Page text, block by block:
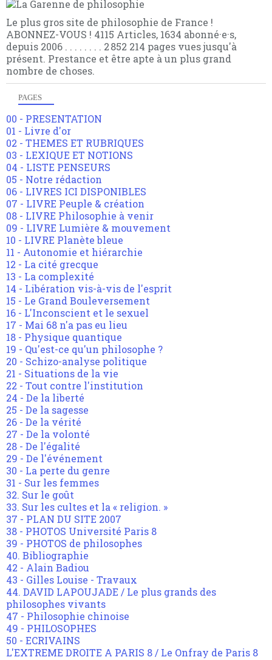
Le plus gros site de philosophie de France !
ABONNEZ-VOUS ! 4115 Articles, 1634 abonné·e·s,
depuis 2006 . . . . . . . . 2 852 214 pages vues jusqu'à
présent. Prestance et être apte à un plus grand
nombre de choses.
PAGES
00 - PRESENTATION
01 - Livre d'or
02 - THEMES ET RUBRIQUES
03 - LEXIQUE ET NOTIONS
04 - LISTE PENSEURS
05 - Notre rédaction
06 - LIVRES ICI DISPONIBLES
07 - LIVRE Peuple & création
08 - LIVRE Philosophie à venir
09 - LIVRE Lumière & mouvement
10 - LIVRE Planète bleue
11 - Autonomie et hiérarchie
12 - La cité grecque
13 - La complexité
14 - Libération vis-à-vis de l'esprit
15 - Le Grand Bouleversement
16 - L'Inconscient et le sexuel
17 - Mai 68 n'a pas eu lieu
18 - Physique quantique
19 - Qu'est-ce qu'un philosophe ?
20 - Schizo-analyse politique
21 - Situations de la vie
22 - Tout contre l'institution
24 - De la liberté
25 - De la sagesse
26 - De la vérité
27 - De la volonté
28 - De l'égalité
29 - De l'événement
30 - La perte du genre
31 - Sur les femmes
32. Sur le goût
33. Sur les cultes et la « religion. »
37 - PLAN DU SITE 2007
38 - PHOTOS Université Paris 8
39 - PHOTOS de philosophes
40. Bibliographie
42 - Alain Badiou
43 - Gilles Louise - Travaux
44. DAVID LAPOUJADE / Le plus grands des
philosophes vivants
47 - Philosophie chinoise
49 - PHILOSOPHES
50 - ECRIVAINS
L'EXTREME DROITE A PARIS 8 / Le Onfray de Paris 8